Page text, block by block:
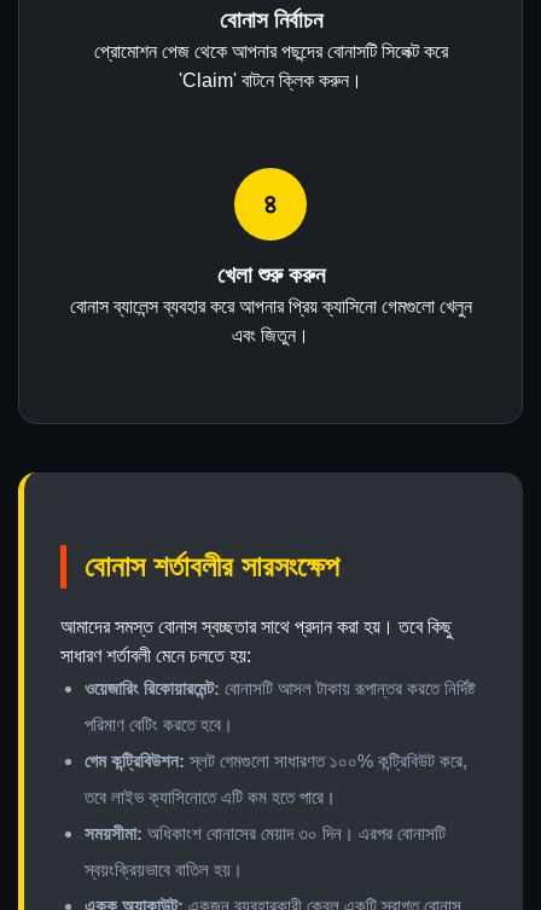
বোনাস নির্বাচন
প্রোমোশন পেজ থেকে আপনার পছন্দের বোনাসটি সিলেক্ট করে
'Claim' বাটনে ক্লিক করুন।
৪
খেলা শুরু করুন
বোনাস ব্যালেন্স ব্যবহার করে আপনার প্রিয় ক্যাসিনো গেমগুলো খেলুন
এবং জিতুন।
বোনাস শর্তাবলীর সারসংক্ষেপ
আমাদের সমস্ত বোনাস স্বচ্ছতার সাথে প্রদান করা হয়। তবে কিছু
সাধারণ শর্তাবলী মেনে চলতে হয়:
ওয়েজারিং রিকোয়ারমেন্ট: বোনাসটি আসল টাকায় রূপান্তর করতে নির্দিষ্ট
পরিমাণ বেটিং করতে হবে।
গেম কন্ট্রিবিউশন: স্লট গেমগুলো সাধারণত ১০০% কন্ট্রিবিউট করে,
তবে লাইভ ক্যাসিনোতে এটি কম হতে পারে।
সময়সীমা: অধিকাংশ বোনাসের মেয়াদ ৩০ দিন। এরপর বোনাসটি
স্বয়ংক্রিয়ভাবে বাতিল হয়।
একক অ্যাকাউন্ট: একজন ব্যবহারকারী কেবল একটি স্বাগত বোনাস